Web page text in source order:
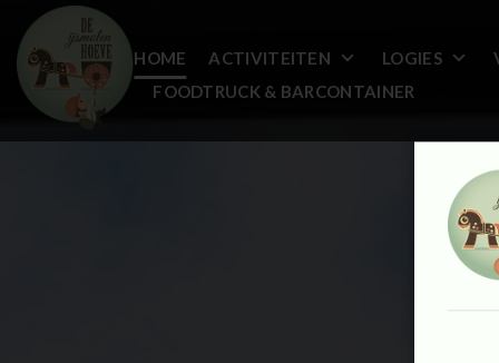
HOME ACTIVITEITEN LOGIES
FOODTRUCK & BARCONTAINER